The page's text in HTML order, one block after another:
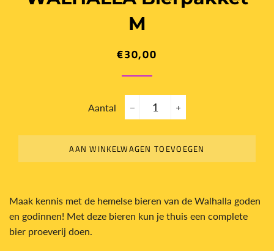
M
Normale
Aanbiedingsprijs
€30,00
Aantal
−
+
AAN WINKELWAGEN TOEVOEGEN
Maak kennis met de hemelse bieren van de Walhalla goden
en godinnen! Met deze bieren kun je thuis een complete
bier proeverij doen.